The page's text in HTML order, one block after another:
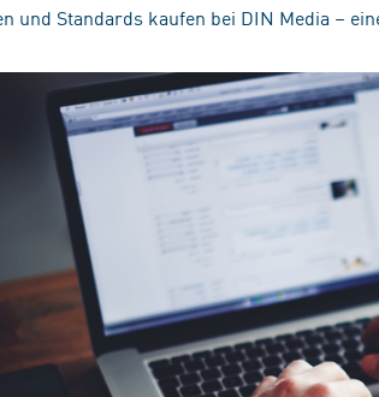
und Standards kaufen bei DIN Media –